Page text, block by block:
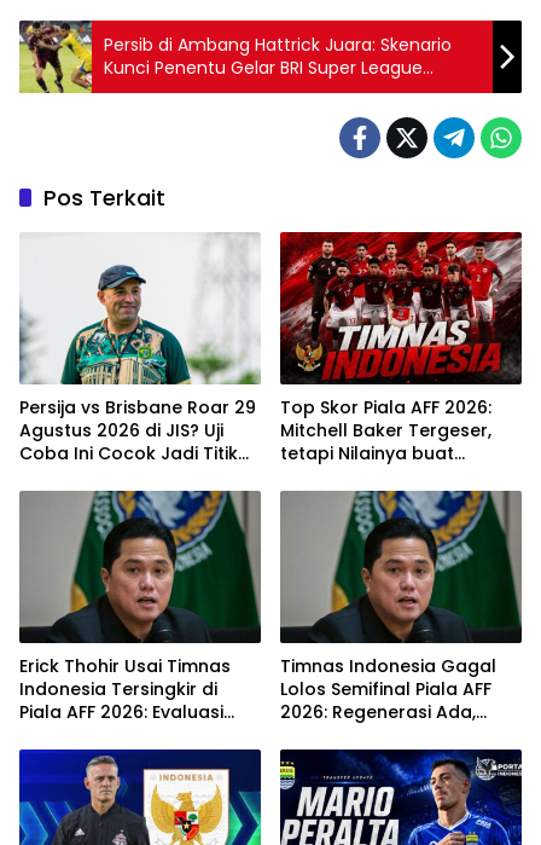
Persib di Ambang Hattrick Juara: Skenario
Kunci Penentu Gelar BRI Super League
2025/2026
Pos Terkait
Persija vs Brisbane Roar 29
Agustus 2026 di JIS? Uji
Coba Ini Cocok Jadi Titik
Top Skor Piala AFF 2026:
Mitchell Baker Tergeser,
tetapi Nilainya buat
Naik
Erick Thohir Usai Timnas
Indonesia Tersingkir di
Piala AFF 2026: Evaluasi
Sudah Dekat
Timnas Indonesia Gagal
Lolos Semifinal Piala AFF
2026: Regenerasi Ada,
Harus Mengejar